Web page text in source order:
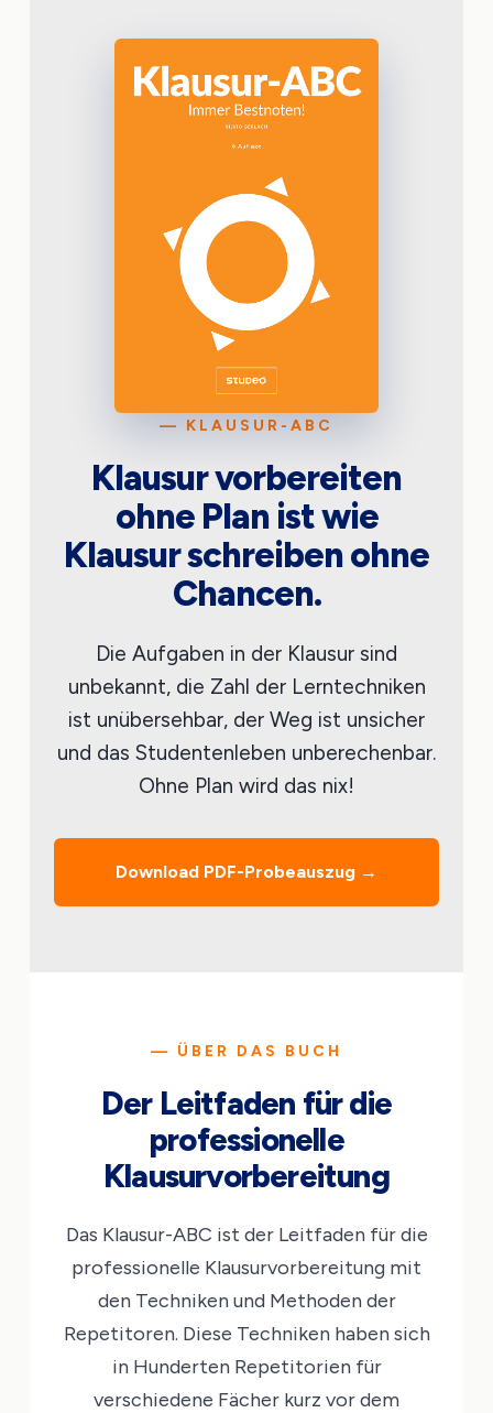
— KLAUSUR-ABC
Klausur vorbereiten
ohne Plan ist wie
Klausur schreiben ohne
Chancen.
Die Aufgaben in der Klausur sind
unbekannt, die Zahl der Lerntechniken
ist unübersehbar, der Weg ist unsicher
und das Studentenleben unberechenbar.
Ohne Plan wird das nix!
Download PDF-Probeauszug →
— ÜBER DAS BUCH
Der Leitfaden für die
professionelle
Klausurvorbereitung
Das Klausur-ABC ist der Leitfaden für die
professionelle Klausurvorbereitung mit
den Techniken und Methoden der
Repetitoren. Diese Techniken haben sich
in Hunderten Repetitorien für
verschiedene Fächer kurz vor dem